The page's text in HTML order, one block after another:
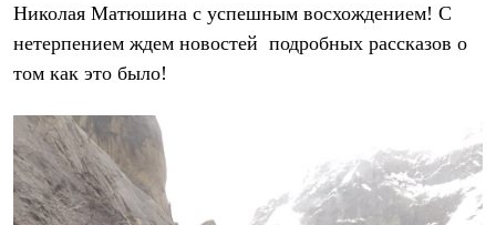
Брюки
Утепленная синтетикой
Куртки
Штормовая одежда
Куртки
Софтшелл одежда
Куртки
Брюки
Лёгкая одежда
Николая Матюшина с успешным восхождением! С
нетерпением ждем новостей подробных рассказов о
том как это было!